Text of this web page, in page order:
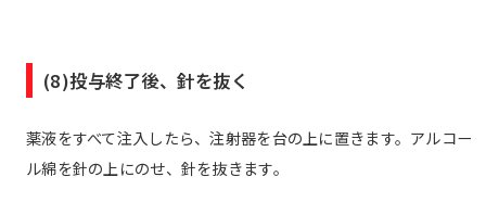
(8)投与終了後、針を抜く
薬液をすべて注入したら、注射器を台の上に置きます。アルコー
ル綿を針の上にのせ、針を抜きます。